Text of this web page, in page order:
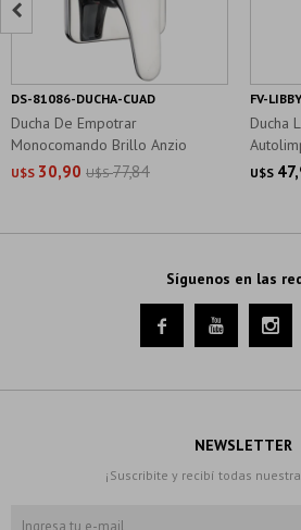
Ducha De Empotrar
Monocomando Brillo Anzio
U$S 30,90 U$S 77,84
DS-81086-DUCHA-CUAD
Ducha
U$S
FV-

Síguenos en las
  
NEWSLETTER
¡Suscribite y recibí todas